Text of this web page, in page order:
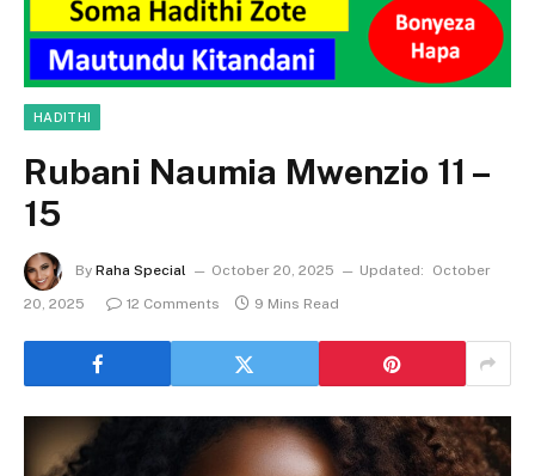
HADITHI
Rubani Naumia Mwenzio 11 –
15
By Raha Special October 20, 2025 Updated:
October
20, 2025
12 Comments 9 Mins Read